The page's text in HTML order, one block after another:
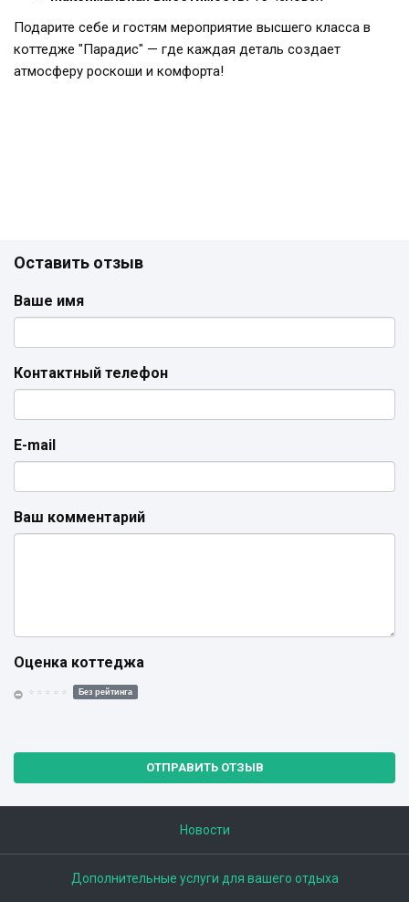
Подарите себе и гостям мероприятие высшего класса в
коттедже "Парадис" — где каждая деталь создает
атмосферу роскоши и комфорта!
Оставить отзыв
Ваше имя
Контактный телефон
E-mail
Ваш комментарий
Оценка коттеджа
Без рейтинга
ОТПРАВИТЬ ОТЗЫВ
Новости
Дополнительные услуги для вашего отдыха